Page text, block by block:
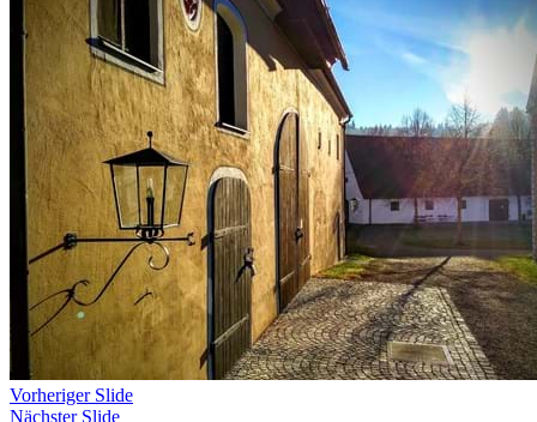
Vorheriger Slide
Nächster Slide